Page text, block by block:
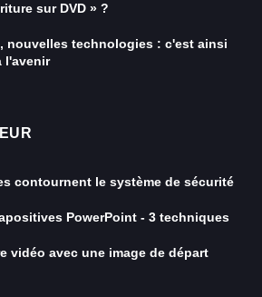
sur DVD » ?
nouvelles technologies : c'est ainsi
l'avenir
contournent le système de sécurité
PowerPoint - 3 techniques
vidéo avec une image de départ